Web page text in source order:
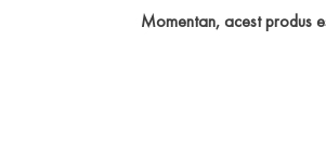
Momentan, acest produs